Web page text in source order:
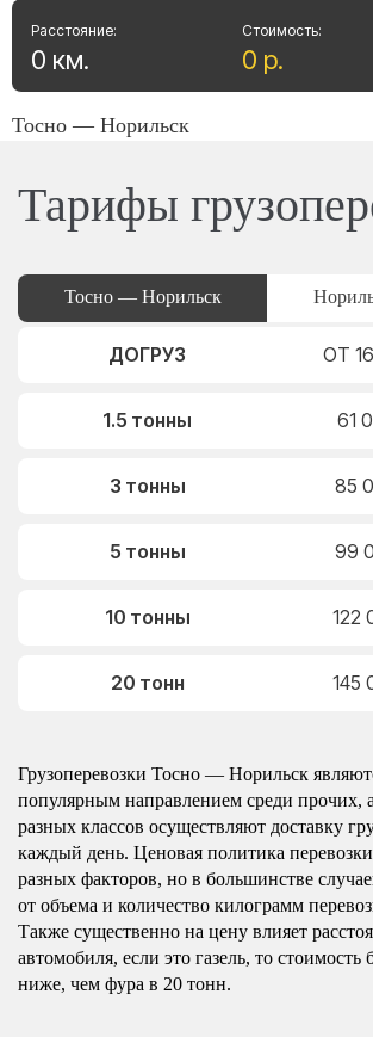
Стоимость:
0 р.
Расстояние:
0 км.
Тосно — Норильск
Тарифы
Тосно — Норильск
ДОГРУЗ ОТ
1.5 тонны 61
3 тонны 85
5 тонны 99
10 тонны 122
20 тонн 145
Грузоперевозки Тосно — Норильск
популярным направлением среди прочих,
разных классов осуществляют доставку
каждый день. Ценовая политика
разных факторов, но в большинстве
от объема и количество килограмм
Также существенно на цену влияет
автомобиля, если это газель, то стоимость
ниже, чем фура в 20 тонн.